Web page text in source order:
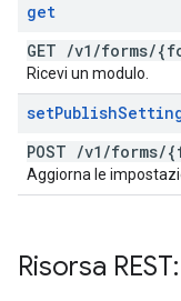
get
GET /v1 /forms/
Ricevi un modulo.
setPublish
POST /v1 /forms/
Aggiorna le
Risorsa REST: